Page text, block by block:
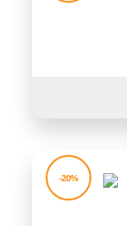
-20%